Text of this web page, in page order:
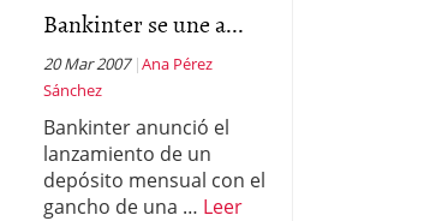
Bankinter se une a...
20 Mar 2007 Ana Pérez
Sánchez
Bankinter anunció el
lanzamiento de un
depósito mensual con el
gancho de una … Leer